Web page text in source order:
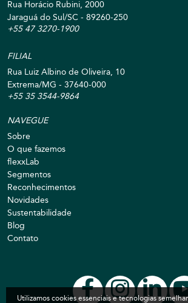
Rua Horácio Rubini, 2000
Jaraguá do Sul/SC - 89260-250
+55 47 3270-1900
FILIAL
Rua Luiz Albino de Oliveira, 10
Extrema/MG - 37640-000
+55 35 3544-9864
NAVEGUE
Sobre
O que fazemos
flexxLab
Segmentos
Reconhecimentos
Novidades
Sustentabilidade
Blog
Contato
Utilizamos cookies essenciais e tecnologias